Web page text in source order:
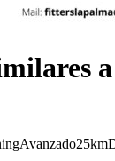
Avanzado25km